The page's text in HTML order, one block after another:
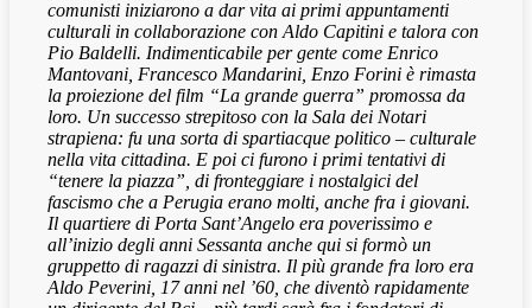
comunisti iniziarono a dar vita ai primi appuntamenti
culturali in collaborazione con Aldo Capitini e talora con
Pio Baldelli. Indimenticabile per gente come Enrico
Mantovani, Francesco Mandarini, Enzo Forini è rimasta
la proiezione del film “La grande guerra” promossa da
loro. Un successo strepitoso con la Sala dei Notari
strapiena: fu una sorta di spartiacque politico – culturale
nella vita cittadina. E poi ci furono i primi tentativi di
“tenere la piazza”, di fronteggiare i nostalgici del
fascismo che a Perugia erano molti, anche fra i giovani.
Il quartiere di Porta Sant’Angelo era poverissimo e
all’inizio degli anni Sessanta anche qui si formò un
gruppetto di ragazzi di sinistra. Il più grande fra loro era
Aldo Peverini, 17 anni nel ’60, che diventò rapidamente